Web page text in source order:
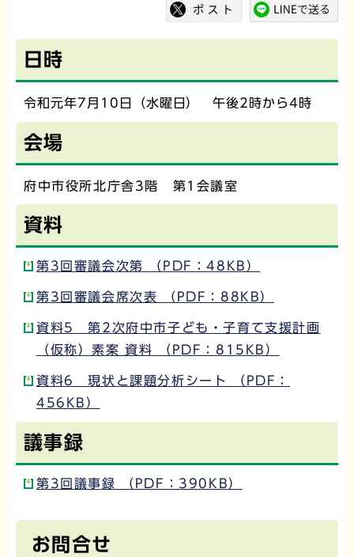
日時
令和元年7月10日（水曜日） 午後2時から4時
会場
府中市役所北庁舎3階 第1会議室
資料
第3回審議会次第 （PDF：48KB）
第3回審議会席次表 （PDF：88KB）
資料5 第2次府中市子ども・子育て支援計画
（仮称）素案 資料 （PDF：815KB）
資料6 現状と課題分析シート （PDF：
456KB）
議事録
第3回議事録 （PDF：390KB）
お問合せ